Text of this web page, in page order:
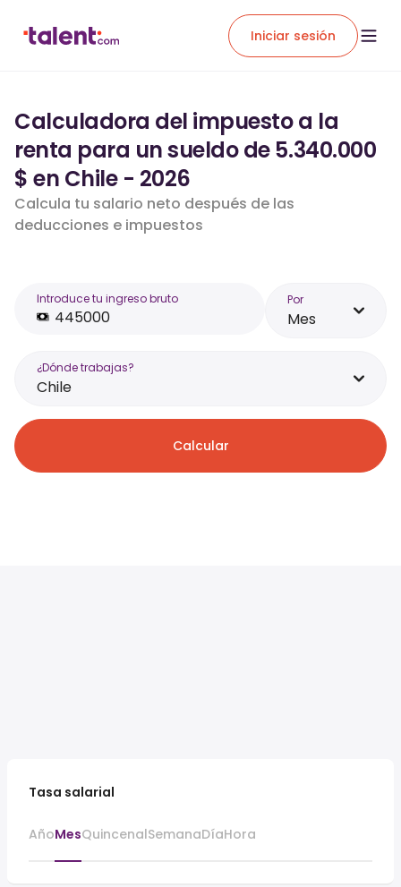
Iniciar sesión
Calculadora del impuesto a la
renta para un sueldo de 5.340.000
$ en Chile - 2026
Calcula tu salario neto después de las
deducciones e impuestos
Introduce tu ingreso bruto Por
Mes
¿Dónde trabajas?
Chile
Calcular
Tasa salarial
AñoMesQuincenalSemanaDíaHora